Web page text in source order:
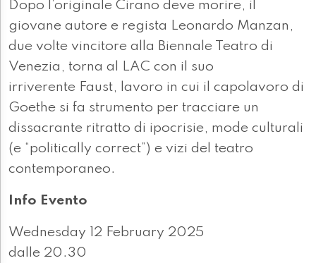
Dopo l’originale Cirano deve morire, il
giovane autore e regista Leonardo Manzan,
due volte vincitore alla Biennale Teatro di
Venezia, torna al LAC con il suo
irriverente Faust, lavoro in cui il capolavoro di
Goethe si fa strumento per tracciare un
dissacrante ritratto di ipocrisie, mode culturali
(e “politically correct”) e vizi del teatro
contemporaneo.
Info Evento
Wednesday 12 February 2025
dalle 20.30